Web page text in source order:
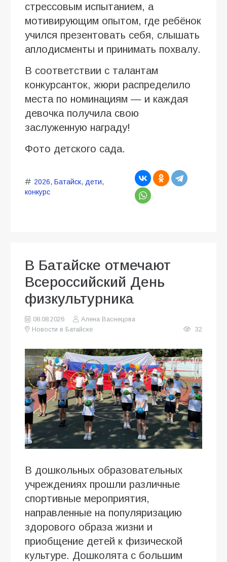
стрессовым испытанием, а
мотивирующим опытом, где ребёнок
учился презентовать себя, слышать
аплодисменты и принимать похвалу.
В соответствии с талантам
конкурсанток, жюри распределило
места по номинациям — и каждая
девочка получила свою
заслуженную награду!
Фото детского сада.
2026, Батайск, дети,
конкурс
В Батайске отмечают
Всероссийский День
физкультурника
08.08.2026
Алена Васнецова
Новости в Батайске
32
В дошкольных образовательных
учреждениях прошли различные
спортивные мероприятия,
направленные на популяризацию
здорового образа жизни и
приобщение детей к физической
культуре. Дошколята с большим